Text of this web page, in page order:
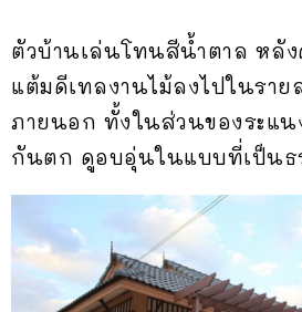
ตัวบ้านเล่นโทนสีน้ำตาล หลั
แต้มดีเทลงานไม้ลงไปในราย
ภายนอก ทั้งในส่วนของระแน
กันตก ดูอบอุ่นในแบบที่เป็นธ